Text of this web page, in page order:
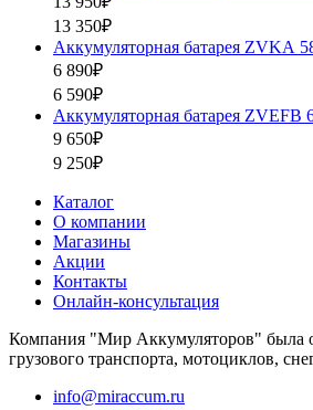
13 350₽
Аккумуляторная батарея ZVKА
6 890₽
6 590₽
Аккумуляторная батарея ZVEFB
9 650₽
9 250₽
Каталог
О компании
Магазины
Акции
Контакты
Онлайн-консультация
Компания "Мир Аккумуляторов" была
грузового транспорта, мотоциклов,
info@miraccum.ru